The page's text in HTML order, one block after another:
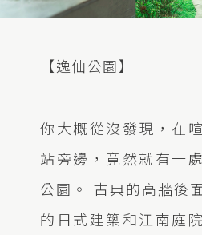
【逸仙公園】
你大概從沒發現，在
站旁邊，竟然就有一
公園。 古典的高牆後
的日式建築和江南庭